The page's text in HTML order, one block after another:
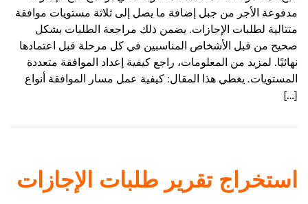
مدفوعة الأجر من جبل إضافة ما يصل إلى ثلاثة مستويات موافقة
متتالية لطلبات الإجازات. يضمن ذلك مراجعة الطلبات بشكل
صحيح من قبل الأشخاص المناسبين في كل مرحلة قبل اعتمادها
نهائيًا. لمزيد من المعلومات، راجع كيفية إعداد الموافقة متعددة
المستويات. يغطي هذا المقال: كيفية عمل مسار الموافقة أنواع
[…]
استخراج تقرير طلبات الإجازات